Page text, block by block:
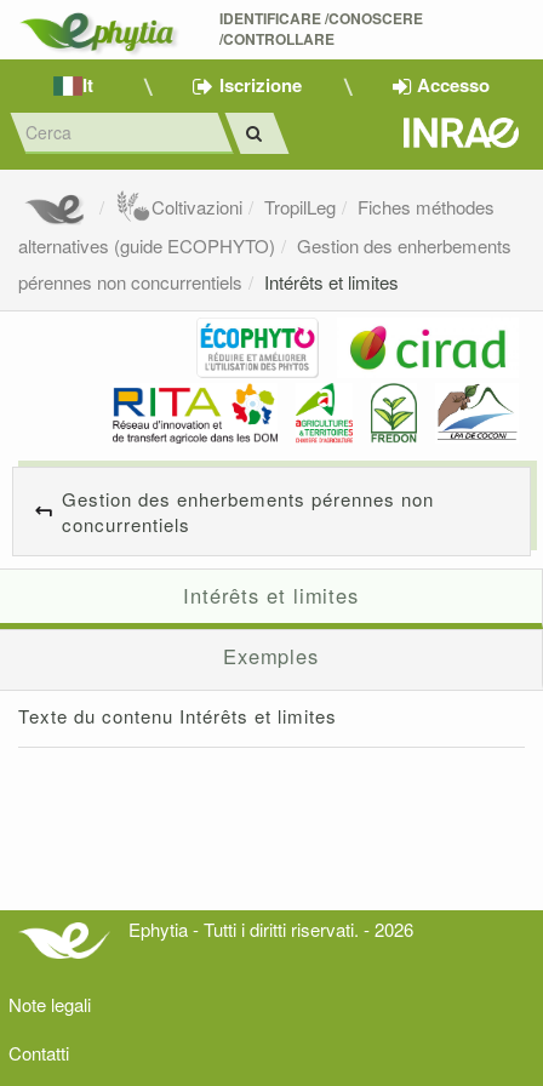
IDENTIFICARE /CONOSCERE
/CONTROLLARE
It Iscrizione Accesso
Coltivazioni TropilLeg
Fiches méthodes
alternatives (guide ECOPHYTO)
Gestion des enherbements
pérennes non concurrentiels
Intérêts et limites
Gestion des enherbements pérennes non
concurrentiels
Intérêts et limites
Exemples
Texte du contenu Intérêts et limites
Ephytia - Tutti i diritti riservati. - 2026
Note legali
Contatti